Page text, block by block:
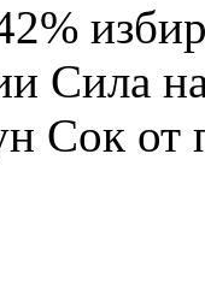
Сила
Сок от